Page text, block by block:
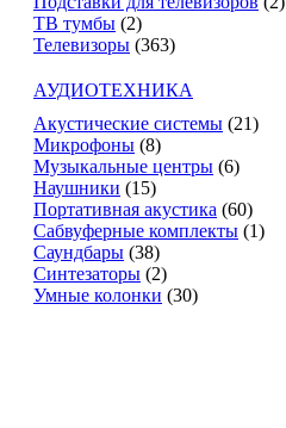
ТВ тумбы (2)
Телевизоры (363)
АУДИОТЕХНИКА
Акустические системы (21)
Микрофоны (8)
Музыкальные центры (6)
Наушники (15)
Портативная акустика (60)
Сабвуферные комплекты (1)
Саундбары (38)
Синтезаторы (2)
Умные колонки (30)